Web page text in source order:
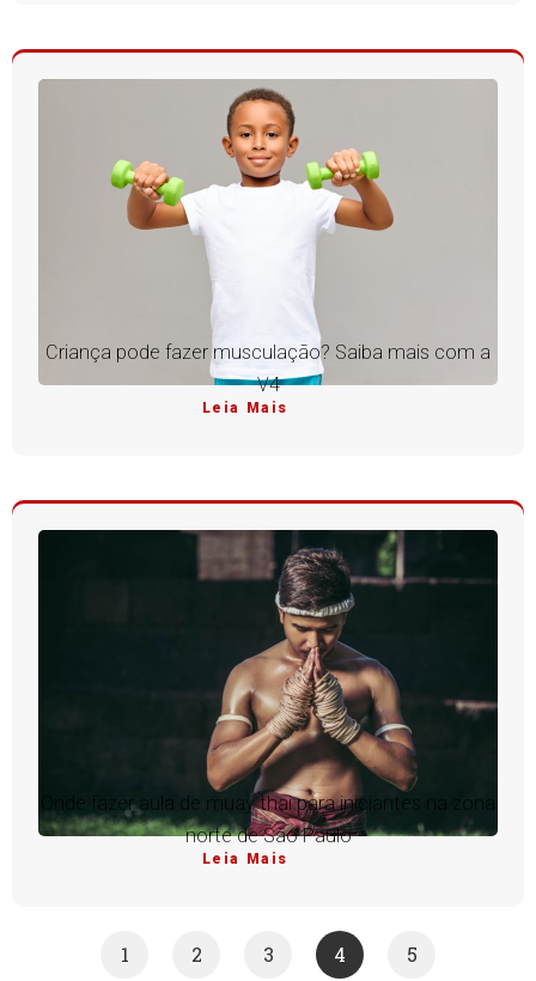
Criança pode fazer musculação? Saiba mais com a
V4
Leia Mais
Onde fazer aula de muay thai para iniciantes na zona
norte de São Paulo
Leia Mais
1 2 3 4 5